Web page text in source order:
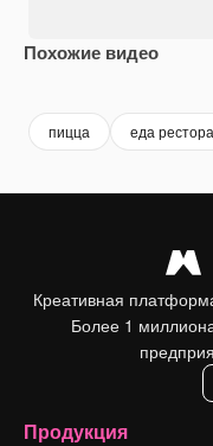
Похожие видео
пицца еда
Креативная
Более 1
Продукция